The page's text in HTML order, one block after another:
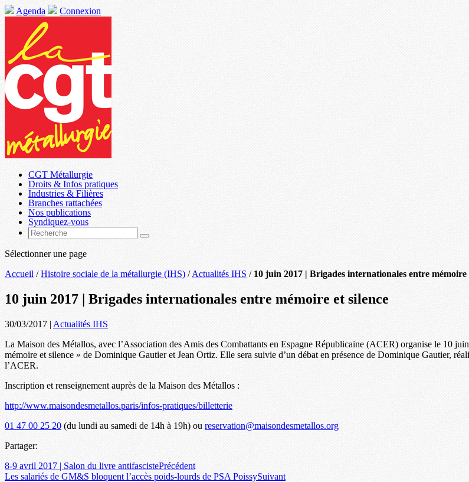
Agenda Connexion
CGT Métallurgie
Droits & Infos pratiques
Industries & Filières
Branches rattachées
Nos publications
Syndiquez-vous
Sélectionner une page
Accueil /Histoire sociale de la métallurgie (IHS) /Actualités IHS / 10 juin 2017 | Brigades internationales entre mémoire
10 juin 2017 | Brigades internationales entre mémoire et silence
30/03/2017 | Actualités IHS
La Maison des Métallos, avec l’Association des Amis des Combattants en Espagne Républicaine (ACER) organise le 10
mémoire et silence » de Dominique Gautier et Jean Ortiz. Elle sera suivie d’un débat en présence de Dominique Gautier,
l’ACER.
Inscription et renseignement auprès de la Maison des Métallos :
http://www.maisondesmetallos.paris/infos-pratiques/billetterie
01 47 00 25 20 (du lundi au samedi de 14h à 19h) ou reservation@maisondesmetallos.org
Partager:
8-9 avril 2017 | Salon du livre antifascistePrécédent
Les salariés de GM&S bloquent l’accès poids-lourds de PSA PoissySuivant